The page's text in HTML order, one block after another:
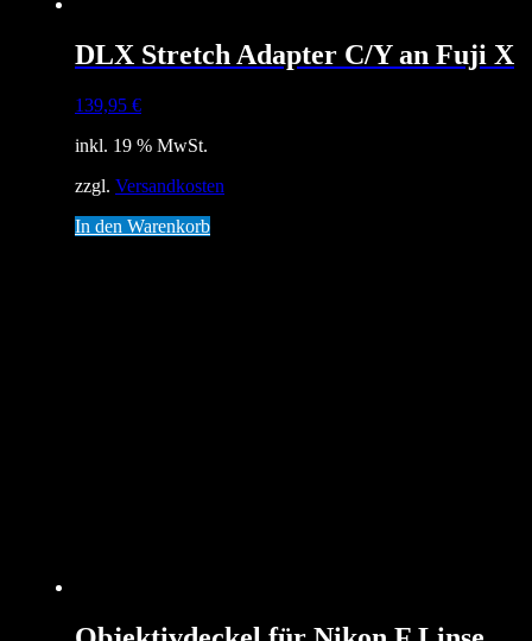
DLX Stretch Adapter C/Y an Fuji X
139,95 €
inkl. 19 % MwSt.
zzgl. Versandkosten
In den Warenkorb